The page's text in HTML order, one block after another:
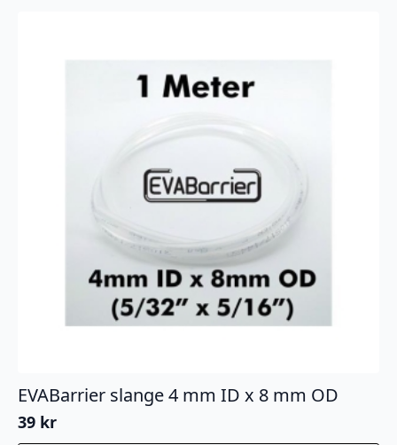
EVABarrier slange 4 mm ID x 8 mm OD
39 kr